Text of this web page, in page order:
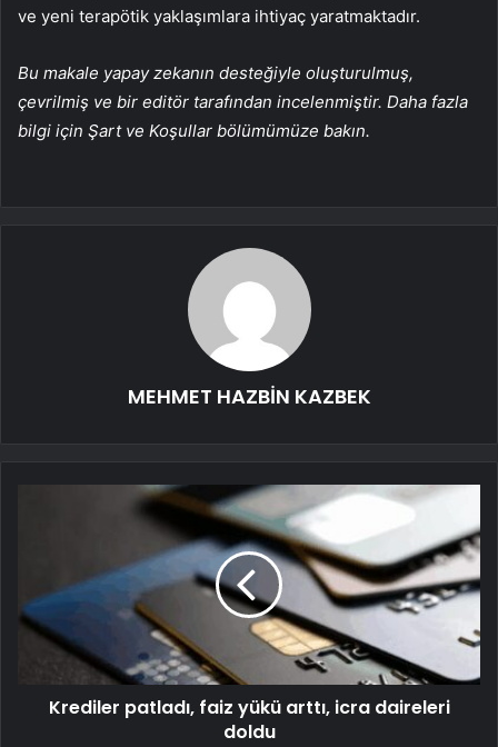
ve yeni terapötik yaklaşımlara ihtiyaç yaratmaktadır.
Bu makale yapay zekanın desteğiyle oluşturulmuş,
çevrilmiş ve bir editör tarafından incelenmiştir. Daha fazla
bilgi için Şart ve Koşullar bölümümüze bakın.
MEHMET HAZBİN KAZBEK
Krediler patladı, faiz yükü arttı, icra daireleri
doldu